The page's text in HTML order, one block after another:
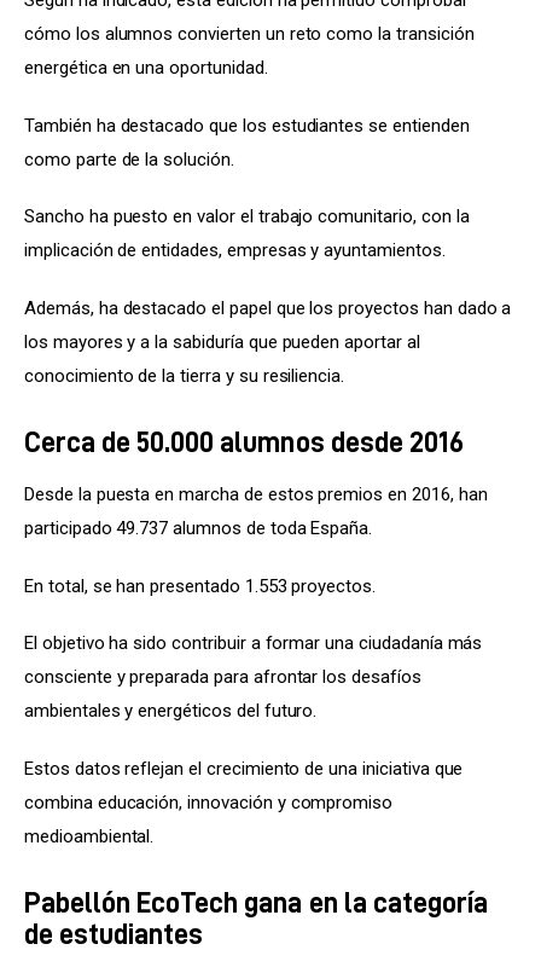
cómo los alumnos convierten un reto como la transición
energética en una oportunidad.
También ha destacado que los estudiantes se entienden
como parte de la solución.
Sancho ha puesto en valor el trabajo comunitario, con la
implicación de entidades, empresas y ayuntamientos.
Además, ha destacado el papel que los proyectos han dado a
los mayores y a la sabiduría que pueden aportar al
conocimiento de la tierra y su resiliencia.
Cerca de 50.000 alumnos desde 2016
Desde la puesta en marcha de estos premios en 2016, han
participado 49.737 alumnos de toda España.
En total, se han presentado 1.553 proyectos.
El objetivo ha sido contribuir a formar una ciudadanía más
consciente y preparada para afrontar los desafíos
ambientales y energéticos del futuro.
Estos datos reflejan el crecimiento de una iniciativa que
combina educación, innovación y compromiso
medioambiental.
Pabellón EcoTech gana en la categoría
de estudiantes